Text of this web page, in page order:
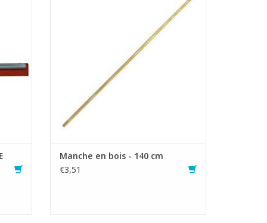
à
- Ø 23,5 mm, biseauté dans le bas à 20
AJOUTER AU PANIER
Manche en bois - 140 cm
€3,51